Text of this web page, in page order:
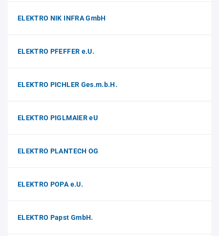
ELEKTRO NIK INFRA GmbH
ELEKTRO PFEFFER e.U.
ELEKTRO PICHLER Ges.m.b.H.
ELEKTRO PIGLMAIER eU
ELEKTRO PLANTECH OG
ELEKTRO POPA e.U.
ELEKTRO Papst GmbH.